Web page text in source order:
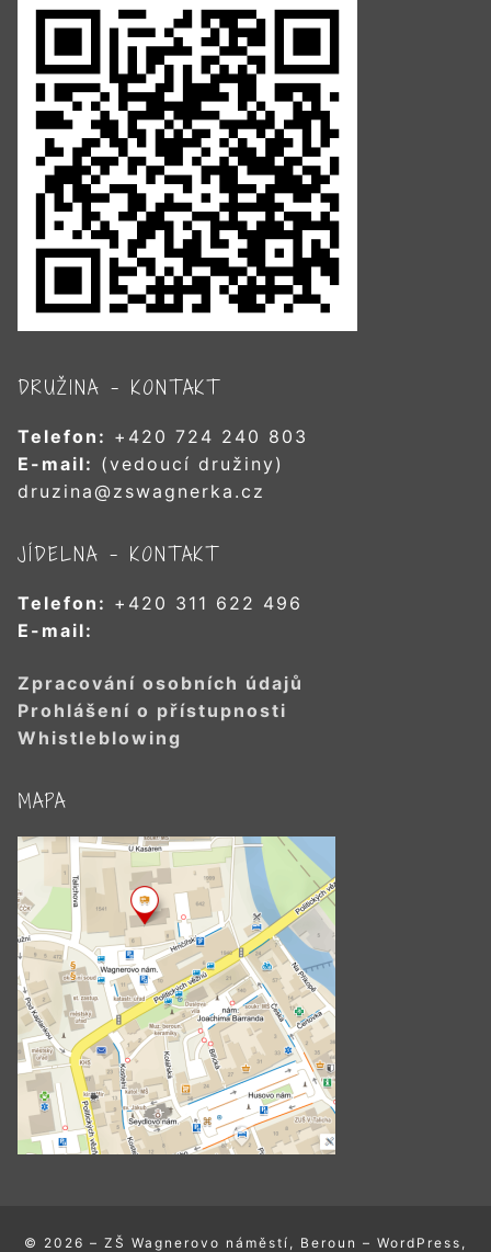
DRUŽINA – KONTAKT
Telefon: +420 724 240 803
E-mail: (vedoucí družiny)
druzina@zswagnerka.cz
JÍDELNA – KONTAKT
Telefon: +420 311 622 496
E-mail:
Zpracování osobních údajů
Prohlášení o přístupnosti
Whistleblowing
MAPA
© 2026 – ZŠ Wagnerovo náměstí, Beroun – WordPress,